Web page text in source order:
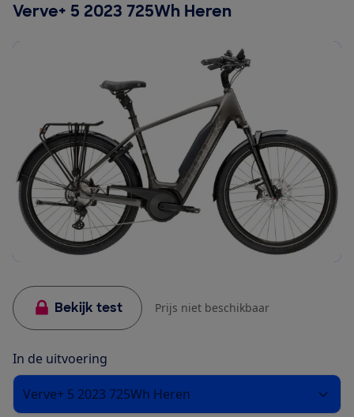
Verve+ 5 2023 725Wh Heren
Bekijk test Prijs niet beschikbaar
In de uitvoering
Verve+ 5 2023 725Wh Heren